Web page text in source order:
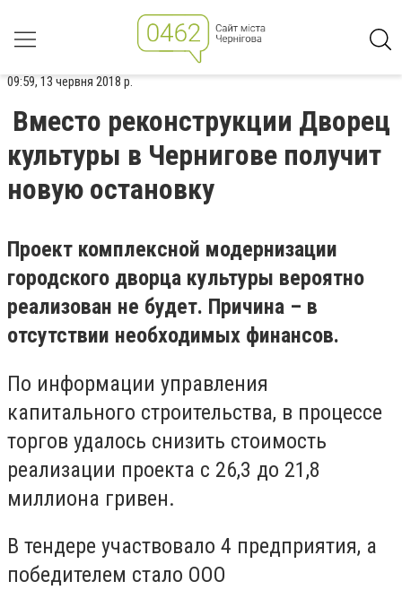
09:59, 13 червня 2018 р.
Вместо реконструкции Дворец
культуры в Чернигове получит
новую остановку
Проект комплексной модернизации
городского дворца культуры вероятно
реализован не будет. Причина – в
отсутствии необходимых финансов.
По информации управления
капитального строительства, в процессе
торгов удалось снизить стоимость
реализации проекта с 26,3 до 21,8
миллиона гривен.
В тендере участвовало 4 предприятия, а
победителем стало ООО